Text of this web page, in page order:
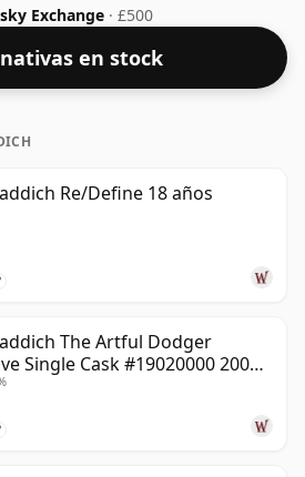
Exchange · £500
en stock
Re/Define 18 años
The Artful Dodger
Single Cask #19020000 2001